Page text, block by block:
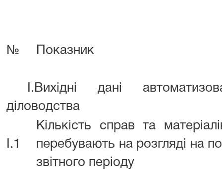
№ Показник
I.Вихідні дані
діловодства
I.1
Кількість справ та
перебувають на розгляді на
звітного періоду